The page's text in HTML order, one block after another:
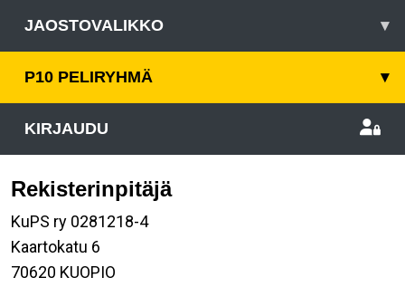
JAOSTOVALIKKO ▾
P10 PELIRYHMÄ ▾
KIRJAUDU
Rekisterinpitäjä
KuPS ry 0281218-4
Kaartokatu 6
70620 KUOPIO